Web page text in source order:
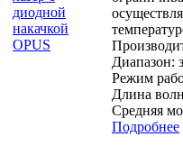
Диапазон:
Режим
Длина
Средняя
Подробнее